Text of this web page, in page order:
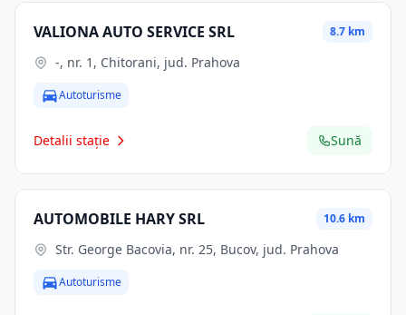
VALIONA AUTO SERVICE SRL 8.7 km
-, nr. 1, Chitorani, jud. Prahova
Autoturisme
Detalii stație Sună
AUTOMOBILE HARY SRL 10.6 km
Str. George Bacovia, nr. 25, Bucov, jud. Prahova
Autoturisme